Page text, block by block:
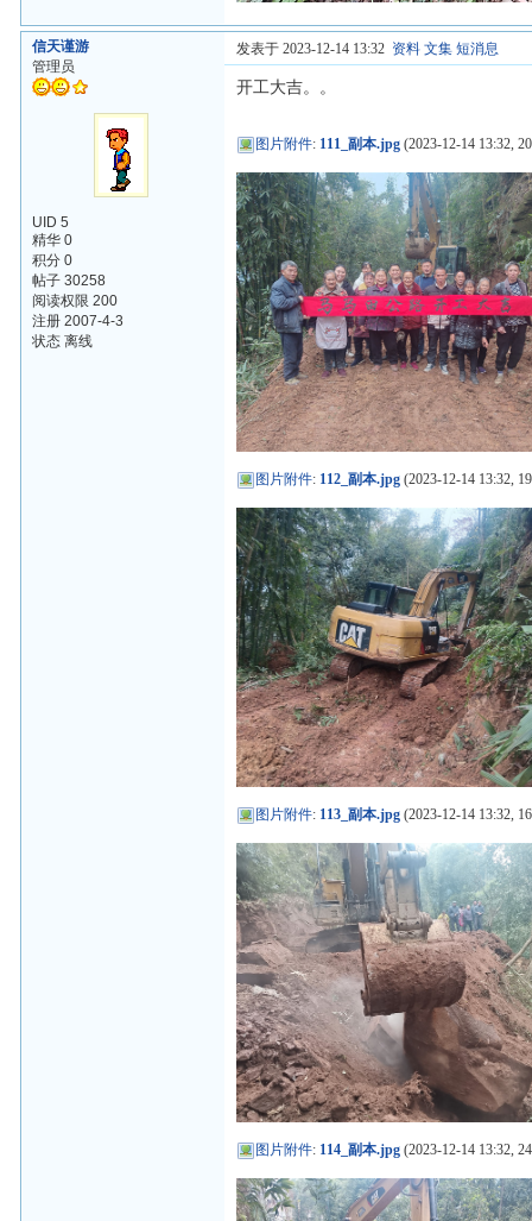
信天谨游
管理员
UID 5
精华 0
积分 0
帖子 30258
阅读权限 200
注册 2007-4-3
状态 离线
发表于 2023-12-14 13:32 资料 文集 短消息
开工大吉。。
图片附件: 111_副本.jpg (2023-12-14 13:32,
图片附件: 112_副本.jpg (2023-12-14 13:32,
图片附件: 113_副本.jpg (2023-12-14 13:32,
图片附件: 114_副本.jpg (2023-12-14 13:32,